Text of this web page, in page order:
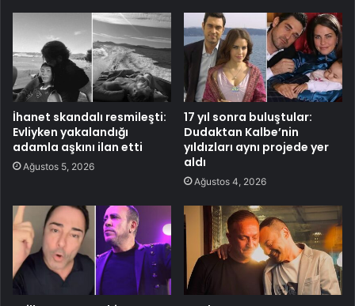
İhanet skandalı resmileşti:
Evliyken yakalandığı
adamla aşkını ilan etti
Ağustos 5, 2026
17 yıl sonra buluştular:
Dudaktan Kalbe’nin
yıldızları aynı projede yer
aldı
Ağustos 4, 2026